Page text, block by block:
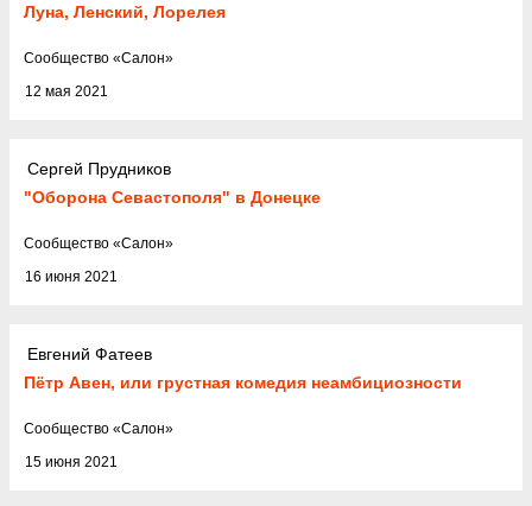
Луна, Ленский, Лорелея
12 мая 2021
Cообщество «Салон»
Сергей Прудников
"Оборона Севастополя" в Донецке
16 июня 2021
Cообщество «Салон»
Евгений Фатеев
Пётр Авен, или грустная комедия неамбициозности
15 июня 2021
Cообщество «Салон»